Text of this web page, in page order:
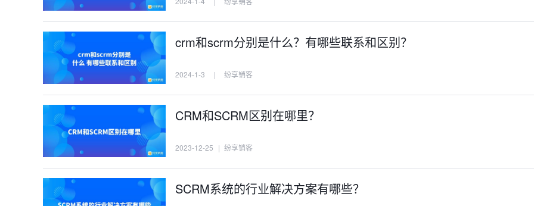
crm和scrm分别是什么？有哪些联系和区别？
2024-1-3 | 纷享销客
CRM和SCRM区别在哪里？
2023-12-25 | 纷享销客
SCRM系统的行业解决方案有哪些？